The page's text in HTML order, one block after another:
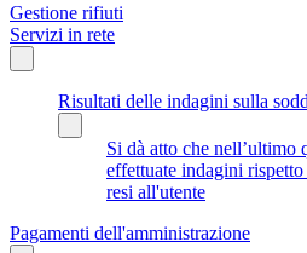
Gestione rifiuti
Servizi in rete
Risultati delle indagini sulla
Si dà atto che nell’ultimo
effettuate indagini
resi all'utente
Pagamenti dell'amministrazione